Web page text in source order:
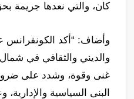
كان، والتي نعدها جريمة
وأضاف: “أكد الكونفرانس
والديني والثقافي في
غنى وقوة، وشدد على
البنى السياسية